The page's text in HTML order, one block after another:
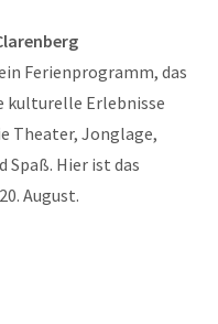
Ferienprogramm, das
kulturelle Erlebnisse
Theater, Jonglage,
Spaß. Hier ist das
August.